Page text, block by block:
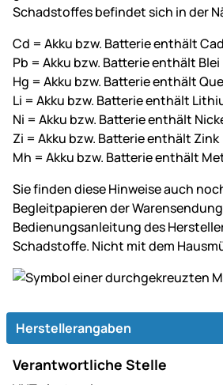
Schadstoffes befindet sich in der
Cd = Akku bzw. Batterie enthält
Pb = Akku bzw. Batterie enthält Blei
Hg = Akku bzw. Batterie enthält
Li = Akku bzw. Batterie enthält
Ni = Akku bzw. Batterie enthält
Zi = Akku bzw. Batterie enthält Zink
Mh = Akku bzw. Batterie enthält
Sie finden diese Hinweise auch
Begleitpapieren der
Bedienungsanleitung des
Schadstoffe. Nicht mit dem
Herstellerangaben
Verantwortliche Stelle